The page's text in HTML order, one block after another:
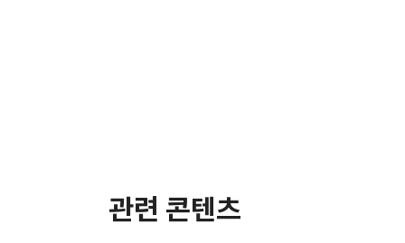
관련 콘텐츠